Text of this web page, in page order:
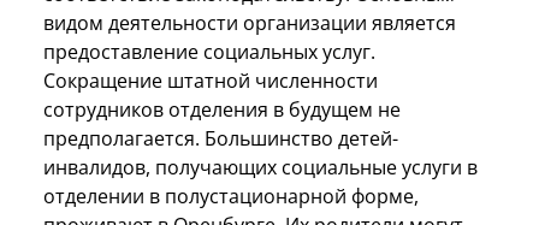
видом деятельности организации является
предоставление социальных услуг.
Сокращение штатной численности
сотрудников отделения в будущем не
предполагается. Большинство детей-
инвалидов, получающих социальные услуги в
отделении в полустационарной форме,